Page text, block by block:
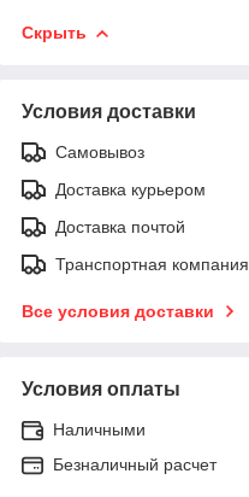
Скрыть
Условия доставки
Самовывоз
Доставка курьером
Доставка почтой
Транспортная компания
Все условия доставки
Условия оплаты
Наличными
Безналичный расчет